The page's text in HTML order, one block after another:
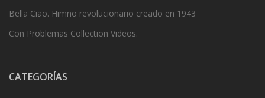
Bella Ciao. Himno revolucionario creado en 1943
Con Problemas Collection Videos.
CATEGORÍAS